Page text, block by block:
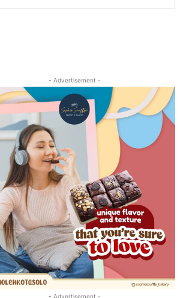
- Advertisement -
- Advertisement -